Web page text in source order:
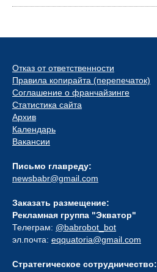
Отказ от ответственности
Правила копирайта (перепечаток)
Соглашение о франчайзинге
Статистика сайта
Архив
Календарь
Вакансии
Письмо главреду:
newsbabr@gmail.com
Заказать размещение:
Рекламная группа "Экватор"
Телеграм: @babrobot_bot
эл.почта: eqquatoria@gmail.com
Стратегическое сотрудничество: